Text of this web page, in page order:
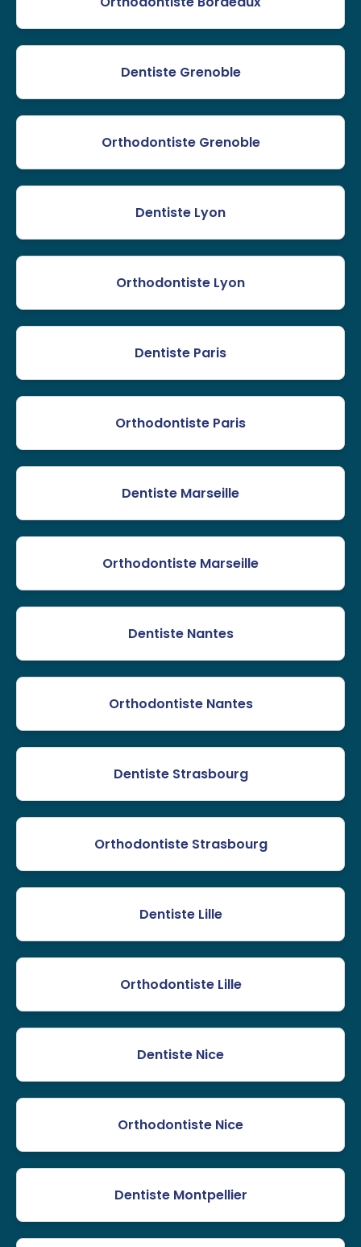
Dentiste Grenoble
Orthodontiste Grenoble
Dentiste Lyon
Orthodontiste Lyon
Dentiste Paris
Orthodontiste Paris
Dentiste Marseille
Orthodontiste Marseille
Dentiste Nantes
Orthodontiste Nantes
Dentiste Strasbourg
Orthodontiste Strasbourg
Dentiste Lille
Orthodontiste Lille
Dentiste Nice
Orthodontiste Nice
Dentiste Montpellier